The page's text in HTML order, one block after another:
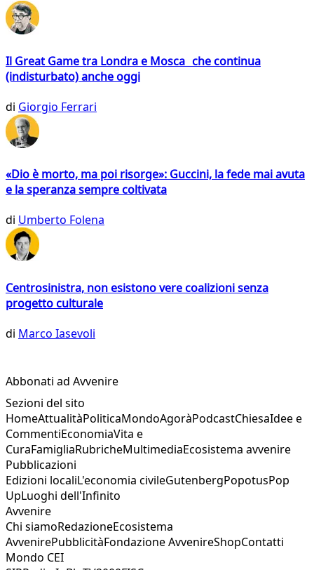
Il Great Game tra Londra e Mosca che continua
(indisturbato) anche oggi
di Giorgio Ferrari
«Dio è morto, ma poi risorge»: Guccini, la fede mai avuta
e la speranza sempre coltivata
di Umberto Folena
Centrosinistra, non esistono vere coalizioni senza
progetto culturale
di Marco Iasevoli
Abbonati ad Avvenire
Sezioni del sito
HomeAttualitàPoliticaMondoAgoràPodcastChiesaIdee e
CommentiEconomiaVita e
CuraFamigliaRubricheMultimediaEcosistema avvenire
Pubblicazioni
Edizioni localiL'economia civileGutenbergPopotusPop
UpLuoghi dell'Infinito
Avvenire
Chi siamoRedazioneEcosistema
AvvenirePubblicitàFondazione AvvenireShopContatti
Mondo CEI